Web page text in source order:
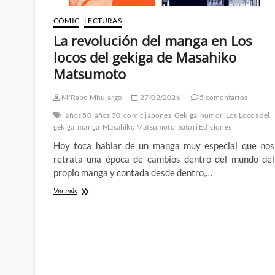
CÓMIC LECTURAS
La revolución del manga en Los
locos del gekiga de Masahiko
Matsumoto
M'Rabo Mhulargo 27/02/2026
5 comentarios
años 50 años 70 comic japones Gekiga humor Los Locos del
gekiga manga Masahiko Matsumoto Satori Ediciones
Hoy toca hablar de un manga muy especial que nos
retrata una época de cambios dentro del mundo del
propio manga y contada desde dentro,…
Ver másLa